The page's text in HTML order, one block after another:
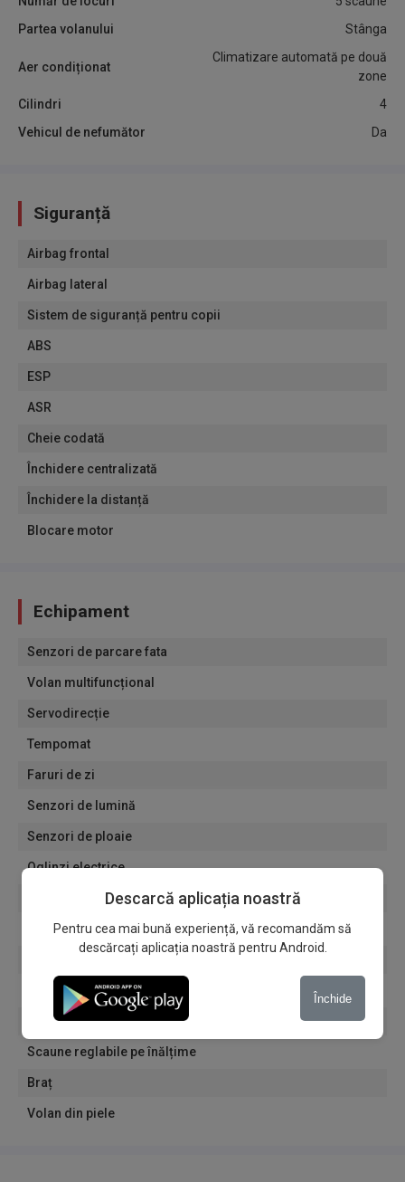
Partea volanului
Stânga
Aer condiționat
Climatizare automată pe două
zone
Cilindri
4
Vehicul de nefumător
Da
Siguranță
Airbag frontal
Airbag lateral
Sistem de siguranță pentru copii
ABS
ESP
ASR
Cheie codată
Închidere centralizată
Închidere la distanță
Blocare motor
Echipament
Senzori de parcare fata
Volan multifuncțional
Servodirecție
Tempomat
Faruri de zi
Senzori de lumină
Senzori de ploaie
Oglinzi electrice
Geamuri fumurii
Bluetooth
Multimedia
Sistem Start/Stop
Scaune reglabile pe înălțime
Braț
Volan din piele
Descarcă aplicația noastră
Pentru cea mai bună experiență, vă recomandăm să
descărcați aplicația noastră pentru Android.
Închide